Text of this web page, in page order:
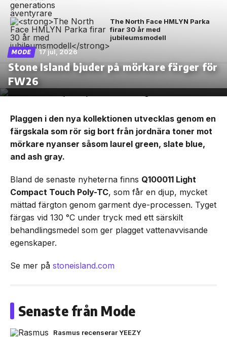
The North Face HMLYN Parka
firar 30 år med
jubileumsmodell
MODE 17 jul, 2026
Stone Island bjuder på mörkare färger för
FW26
Plaggen i den nya kollektionen utvecklas genom en
färgskala som rör sig bort från jordnära toner mot
mörkare nyanser såsom laurel green, slate blue,
and ash gray.
Bland de senaste nyheterna finns Q100011 Light
Compact Touch Poly-TC, som får en djup, mycket
mättad färgton genom garment dye-processen. Tyget
färgas vid 130 °C under tryck med ett särskilt
behandlingsmedel som ger plagget vattenavvisande
egenskaper.
Se mer på stoneisland.com
Senaste från Mode
Rasmus recenserar YEEZY